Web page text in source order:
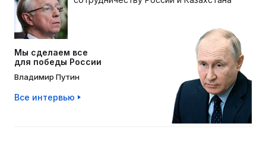
Мы сделаем все
для победы России
Владимир Путин
Все интервью